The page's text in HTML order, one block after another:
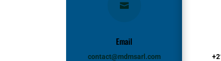

Email
contact@mdmsarl.com